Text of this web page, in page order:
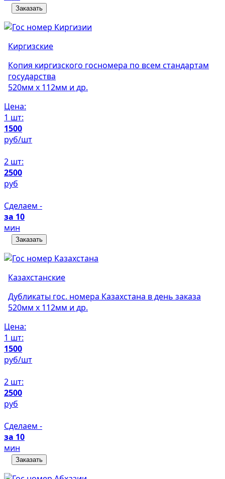
Заказать
Киргизские
Копия киргизского госномера по всем стандартам
государства
520мм х 112мм и др.
Цена:
1 шт:
1500
руб/шт
2 шт:
2500
руб
Сделаем -
за 10
мин
Заказать
Казахстанские
Дубликаты гос. номера Казахстана в день заказа
520мм х 112мм и др.
Цена:
1 шт:
1500
руб/шт
2 шт:
2500
руб
Сделаем -
за 10
мин
Заказать